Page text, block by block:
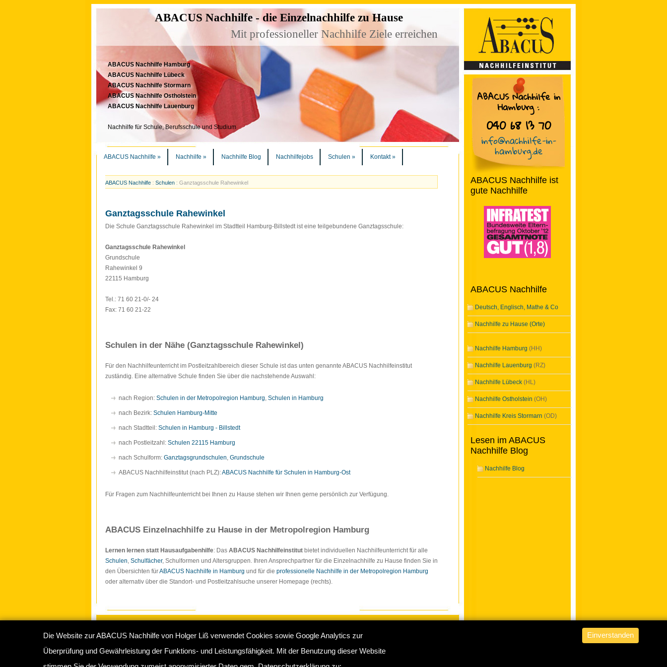
ABACUS Nachhilfe in
Hamburg:
040 68 13 70
info@nachhilfe-in-
hamburg.de
ABACUS Nachhilfe - die Einzelnachhilfe zu Hause
Mit professioneller Nachhilfe Ziele erreichen
ABACUS Nachhilfe Hamburg
ABACUS Nachhilfe Lübeck
ABACUS Nachhilfe Stormarn
ABACUS Nachhilfe Ostholstein
ABACUS Nachhilfe Lauenburg
Nachhilfe für Schule, Berufsschule und Studium
ABACUS Nachhilfe » Nachhilfe » Nachhilfe Blog Nachhilfejobs Schulen » Kontakt»
ABACUS Nachhilfe : Schulen : Ganztagsschule Rahewinkel
Ganztagsschule Rahewinkel
Die Schule Ganztagsschule Rahewinkel im Stadtteil Hamburg-Billstedt ist eine teilgebundene Ganztagsschule:
Ganztagsschule Rahewinkel
Grundschule
Rahewinkel 9
22115 Hamburg
Tel.: 71 60 21-0/- 24
Fax: 71 60 21-22
Schulen in der Nähe (Ganztagsschule Rahewinkel)
Für den Nachhilfeunterricht im Postleitzahlbereich dieser Schule ist das unten genannte ABACUS Nachhilfeinstitut
zuständig. Eine alternative Schule finden Sie über die nachstehende Auswahl:
nach Region: Schulen in der Metropolregion Hamburg, Schulen in Hamburg
nach Bezirk: Schulen Hamburg-Mitte
nach Stadtteil: Schulen in Hamburg - Billstedt
nach Postleitzahl: Schulen 22115 Hamburg
nach Schulform: Ganztagsgrundschulen, Grundschule
ABACUS Nachhilfeinstitut (nach PLZ):ABACUS Nachhilfe für Schulen in Hamburg-Ost
Für Fragen zum Nachhilfeunterricht bei Ihnen zu Hause stehen wir Ihnen gerne persönlich zur Verfügung.
ABACUS Einzelnachhilfe zu Hause in der Metropolregion Hamburg
Lernen lernen statt Hausaufgabenhilfe: Das ABACUS Nachhilfeinstitut bietet individuellen Nachhilfeunterricht für alle
Schulen, Schulfächer, Schulformen und Altersgruppen. Ihren Ansprechpartner für die Einzelnachhilfe zu Hause finden Sie in
den Übersichten fürABACUS Nachhilfe in Hamburg und für die professionelle Nachhilfe in der Metropolregion Hamburg
oder alternativ über die Standort- und Postleitzahlsuche unserer Homepage (rechts).
ABACUS Nachhilfe ist
gute Nachhilfe
ABACUS Nachhilfe
Deutsch, Englisch, Mathe & Co
Nachhilfe zu Hause (Orte)
Nachhilfe Hamburg (HH)
Nachhilfe Lauenburg (RZ)
Nachhilfe Lübeck (HL)
Nachhilfe Ostholstein (OH)
Nachhilfe Kreis Stormarn (OD)
Lesen im ABACUS
Nachhilfe Blog
Nachhilfe Blog
Copyright © 2009-2026ABACUS Nachhilfe Hamburg:Impressum/Sitemap/Datenschutz /Kontakt
Abacus Nachhilfeinstitut Hamburg, Sperberkamp 16 b, 22175 Hamburg - Telefon: 040 - 681370 / 60761683
Die Website zur ABACUS Nachhilfe von Holger Liß verwendet Cookies sowie Google Analytics zur
Überprüfung und Gewährleistung der Funktions- und Leistungsfähigkeit. Mit der Benutzung dieser Website
Einverstanden